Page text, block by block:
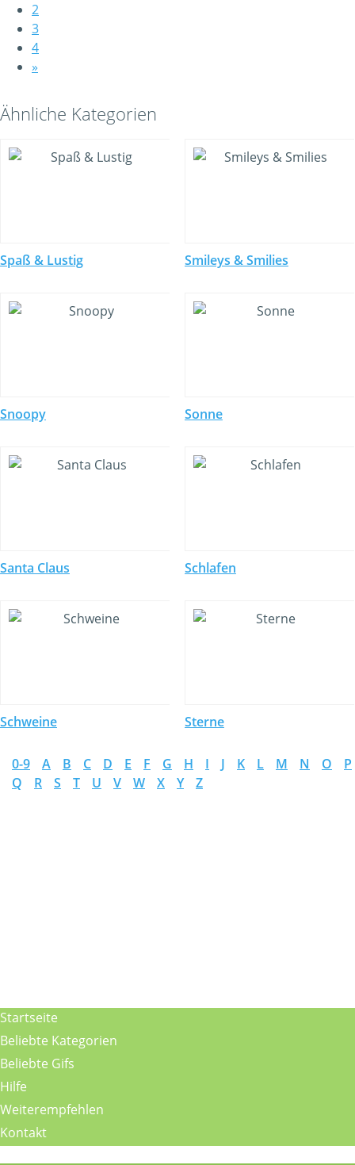
2
3
4
»
Ähnliche Kategorien
Spaß & Lustig Smileys & Smilies
Snoopy Sonne
Santa Claus Schlafen
Schweine Sterne
0-9 A B C D E F G H I J K L M N O
P
Q
R S T U V W X Y Z
Startseite
Beliebte Kategorien
Beliebte Gifs
Hilfe
Weiterempfehlen
Kontakt